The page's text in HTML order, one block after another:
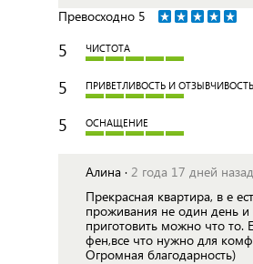
Превосходно 5
5 ЧИСТОТА
5 ПРИВЕТЛИВОСТЬ И
5 ОСНАЩЕНИЕ
Алина · 2 года 17 дней назад
Прекрасная квартира, в е
проживания не один день и
приготовить можно что то.
фен,все что нужно для
Огромная благодарность)